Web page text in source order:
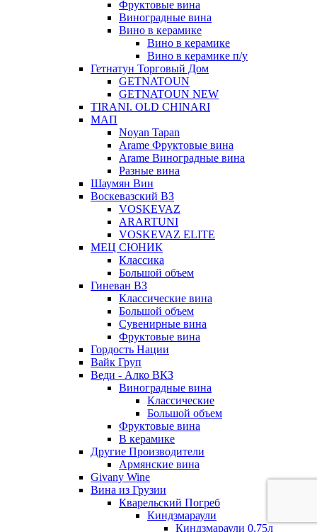
Фруктовые вина
Виноградные вина
Вино в керамике
Вино в керамике
Вино в керамике п/у
Гетнатун Торговый Дом
GETNATOUN
GETNATOUN NEW
TIRANI. OLD CHINARI
МАП
Noyan Tapan
Arame Фруктовые вина
Arame Виноградные вина
Разные вина
Шаумян Вин
Воскевазский ВЗ
VOSKEVAZ
ARARTUNI
VOSKEVAZ ELITE
МЕЦ СЮНИК
Классика
Большой объем
Гиневан ВЗ
Классические вина
Большой объем
Сувенирные вина
Фруктовые вина
Гордость Нации
Вайк Груп
Веди - Алко ВКЗ
Виноградные вина
Классические
Большой объем
Фруктовые вина
В керамике
Другие Производители
Армянские вина
Givany Wine
Вина из Грузии
Кварельский Погреб
Киндзмараули
Киндзмараули 0,75л